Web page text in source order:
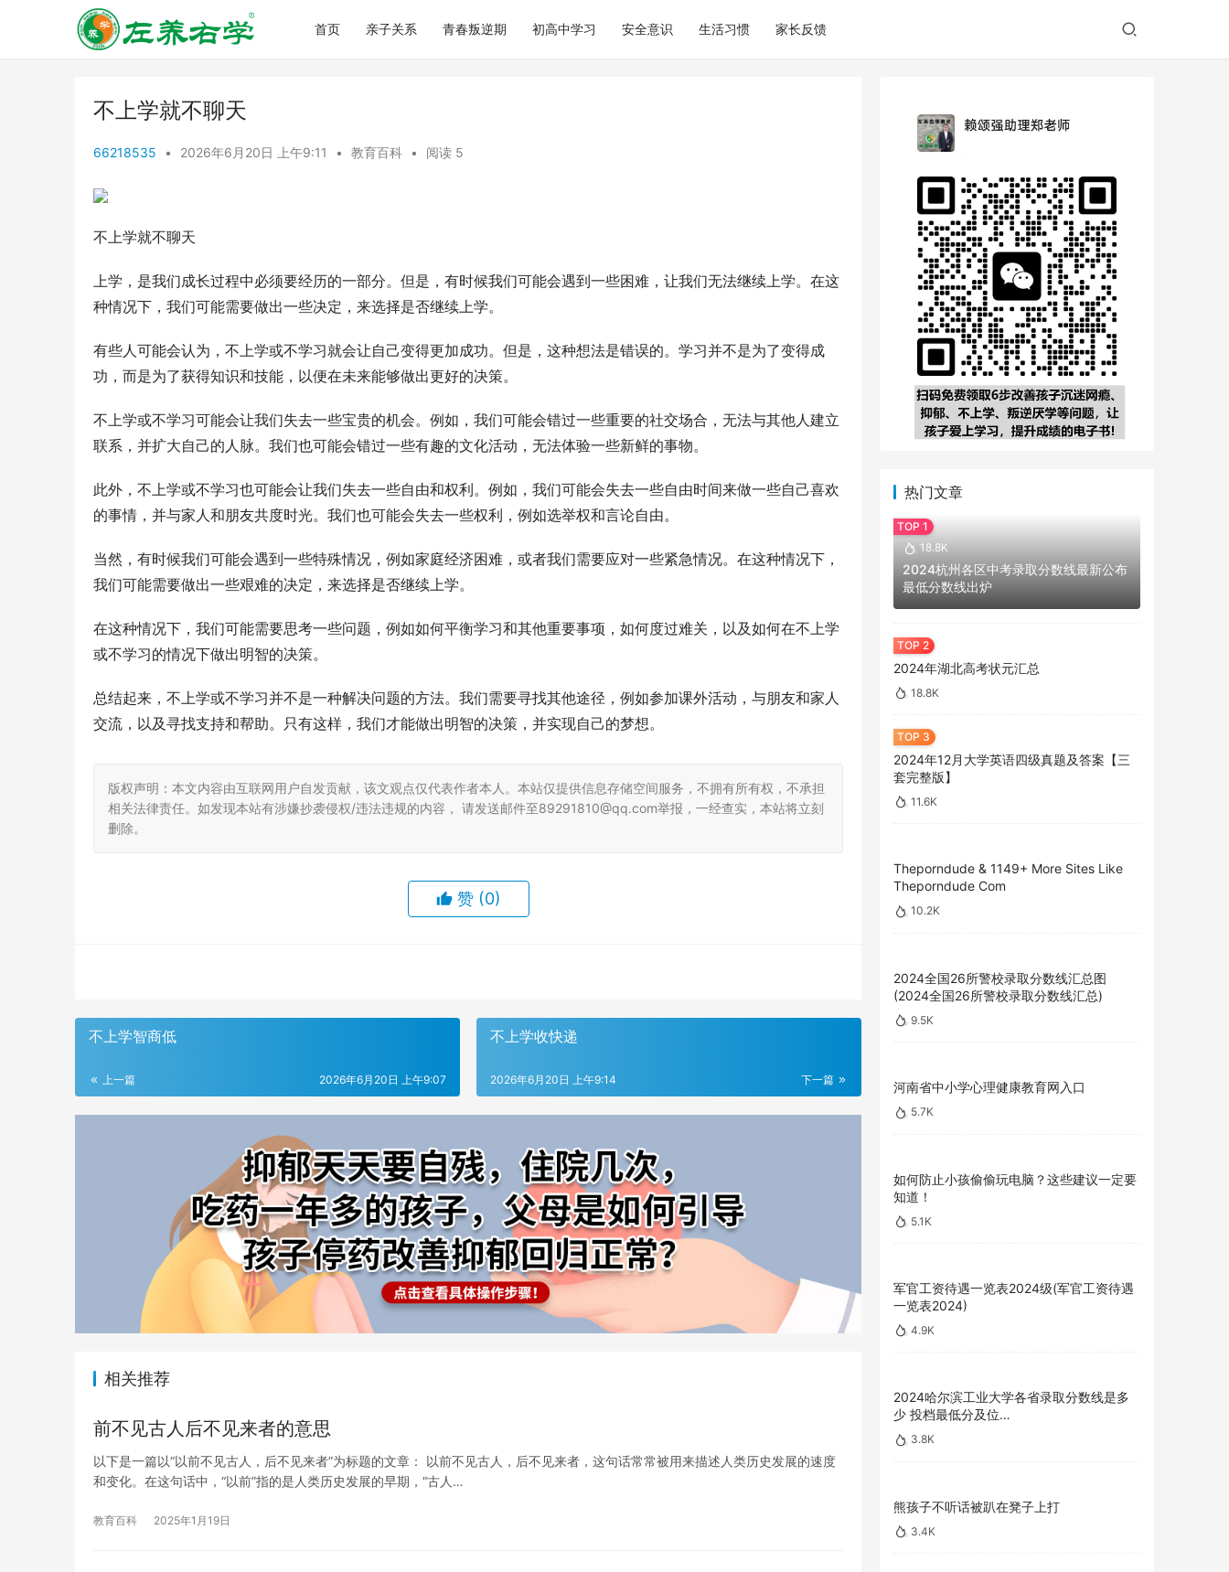
首页 亲子关系 青春叛逆期 初高中学习 安全意识 生活习惯 家长反馈
不上学就不聊天
66218535 • 2026年6月20日 上午9:11 • 教育百科 • 阅读 5
不上学就不聊天
上学，是我们成长过程中必须要经历的一部分。但是，有时候我们可能会遇到一些困难，让我们无法继续上学。在这
种情况下，我们可能需要做出一些决定，来选择是否继续上学。
有些人可能会认为，不上学或不学习就会让自己变得更加成功。但是，这种想法是错误的。学习并不是为了变得成
功，而是为了获得知识和技能，以便在未来能够做出更好的决策。
不上学或不学习可能会让我们失去一些宝贵的机会。例如，我们可能会错过一些重要的社交场合，无法与其他人建立
联系，并扩大自己的人脉。我们也可能会错过一些有趣的文化活动，无法体验一些新鲜的事物。
此外，不上学或不学习也可能会让我们失去一些自由和权利。例如，我们可能会失去一些自由时间来做一些自己喜欢
的事情，并与家人和朋友共度时光。我们也可能会失去一些权利，例如选举权和言论自由。
当然，有时候我们可能会遇到一些特殊情况，例如家庭经济困难，或者我们需要应对一些紧急情况。在这种情况下，
我们可能需要做出一些艰难的决定，来选择是否继续上学。
在这种情况下，我们可能需要思考一些问题，例如如何平衡学习和其他重要事项，如何度过难关，以及如何在不上学
或不学习的情况下做出明智的决策。
总结起来，不上学或不学习并不是一种解决问题的方法。我们需要寻找其他途径，例如参加课外活动，与朋友和家人
交流，以及寻找支持和帮助。只有这样，我们才能做出明智的决策，并实现自己的梦想。
版权声明：本文内容由互联网用户自发贡献，该文观点仅代表作者本人。本站仅提供信息存储空间服务，不拥有所有权，不承担
相关法律责任。如发现本站有涉嫌抄袭侵权/违法违规的内容， 请发送邮件至89291810@qq.com举报，一经查实，本站将立刻
删除。
赞 (0)
不上学智商低
上一篇 2026年6月20日 上午9:07
不上学收快递
下一篇
2026年6月20日 上午9:14
相关推荐
前不见古人后不见来者的意思
以下是一篇以“以前不见古人，后不见来者”为标题的文章： 以前不见古人，后不见来者，这句话常常被用来描述人类历史发展的速度
和变化。在这句话中，“以前”指的是人类历史发展的早期，“古人…
教育百科 2025年1月19日
热门文章
18.8K
2024杭州各区中考录取分数线最新公布
最低分数线出炉
2024年湖北高考状元汇总
18.8K
2024年12月大学英语四级真题及答案【三
套完整版】
11.6K
Theporndude & 1149+ More Sites Like
Theporndude Com
10.2K
2024全国26所警校录取分数线汇总图
(2024全国26所警校录取分数线汇总)
9.5K
河南省中小学心理健康教育网入口
5.7K
如何防止小孩偷偷玩电脑？这些建议一定要
知道！
5.1K
军官工资待遇一览表2024级(军官工资待遇
一览表2024)
4.9K
2024哈尔滨工业大学各省录取分数线是多
少 投档最低分及位…
3.8K
熊孩子不听话被趴在凳子上打
3.4K